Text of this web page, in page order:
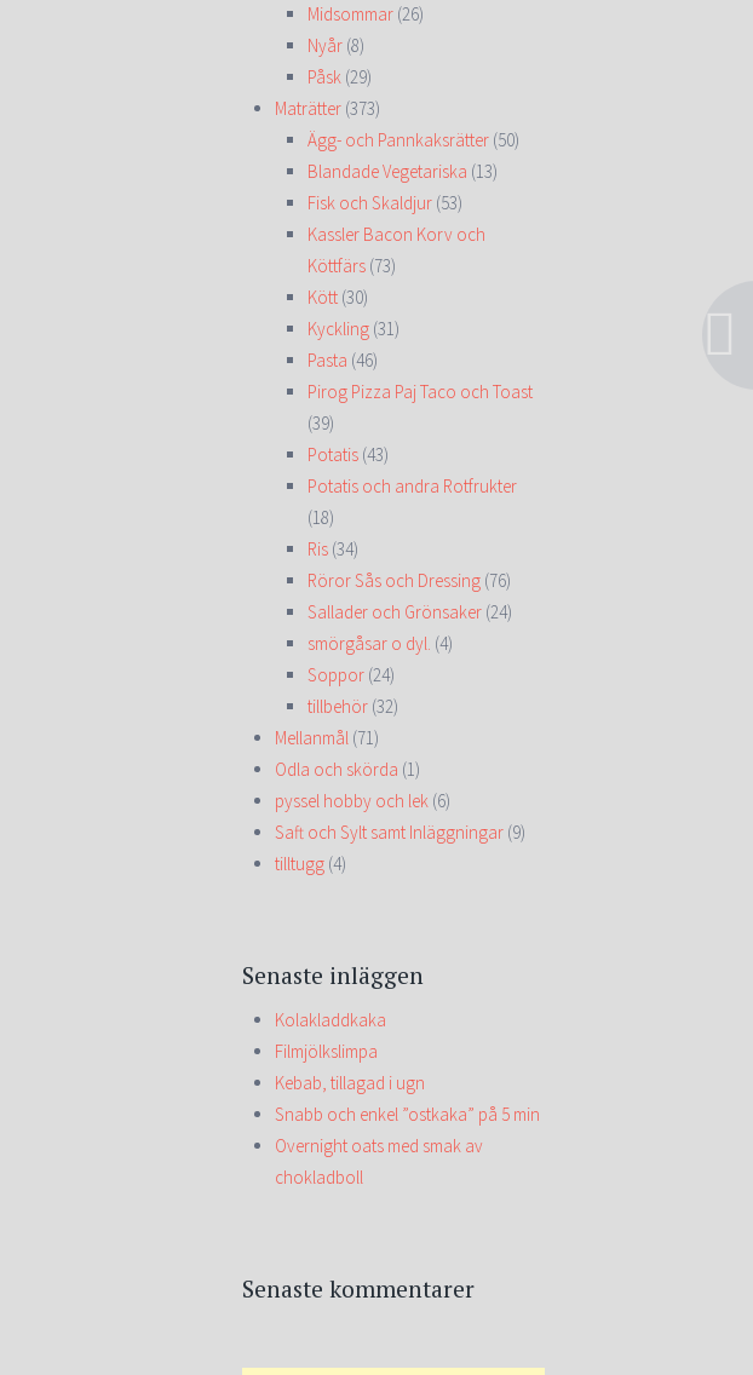
Midsommar (26)
Nyår (8)
Påsk (29)
Maträtter (373)
Ägg- och Pannkaksrätter (50)
Blandade Vegetariska (13)
Fisk och Skaldjur (53)
Kassler Bacon Korv och
Köttfärs (73)
Kött (30)
Kyckling (31)
Pasta (46)
Pirog Pizza Paj Taco och Toast
(39)
Potatis (43)
Potatis och andra Rotfrukter
(18)
Ris (34)
Röror Sås och Dressing (76)
Sallader och Grönsaker (24)
smörgåsar o dyl. (4)
Soppor (24)
tillbehör (32)
Mellanmål (71)
Odla och skörda (1)
pyssel hobby och lek (6)
Saft och Sylt samt Inläggningar (9)
tilltugg (4)
Senaste inläggen
Kolakladdkaka
Filmjölkslimpa
Kebab, tillagad i ugn
Snabb och enkel ”ostkaka” på 5 min
Overnight oats med smak av
chokladboll
Senaste kommentarer